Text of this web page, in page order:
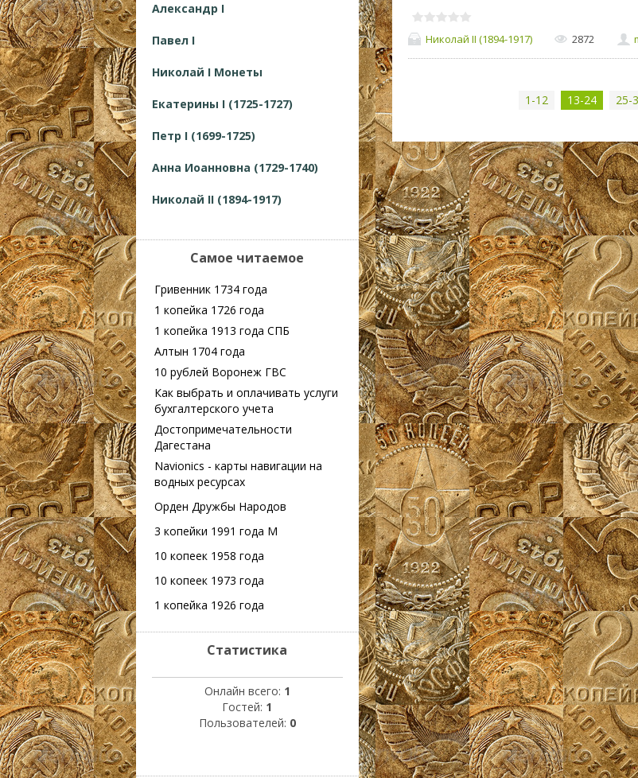
Николай II (1894-1917) 2872
1-12 13-24 25-
Александр I
Павел I
Николай I Монеты
Екатерины I (1725-1727)
Петр I (1699-1725)
Анна Иоанновна (1729-1740)
Николай II (1894-1917)
Самое читаемое
Гривенник 1734 года
1 копейка 1726 года
1 копейка 1913 года СПБ
Алтын 1704 года
10 рублей Воронеж ГВС
Как выбрать и оплачивать услуги
бухгалтерского учета
Достопримечательности
Дагестана
Navionics - карты навигации на
водных ресурсах
Орден Дружбы Народов
3 копейки 1991 года М
10 копеек 1958 года
10 копеек 1973 года
1 копейка 1926 года
Статистика
Онлайн всего: 1
Гостей: 1
Пользователей: 0